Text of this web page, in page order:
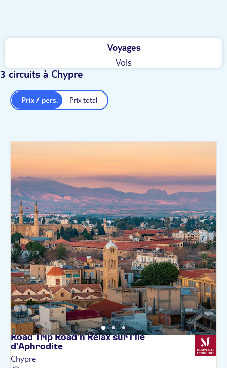
Voyages
Vols
3 circuits à Chypre
Prix total
Prix / pers.
Road Trip Road’n’Relax sur l’île
d’Aphrodite
Chypre